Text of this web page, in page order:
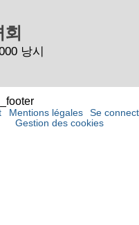
낭시
Mentions légales
Se
Gestion des cookies